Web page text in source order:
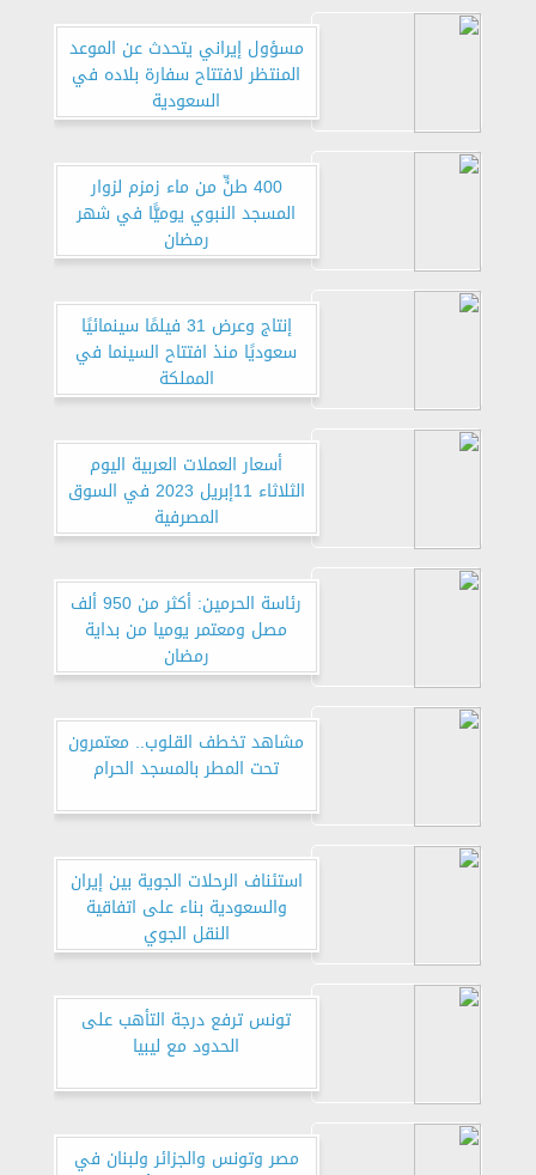
مسؤول إيراني يتحدث عن الموعد
المنتظر لافتتاح سفارة بلاده في
السعودية
400 طنٍّ من ماء زمزم لزوار
المسجد النبوي يوميًّا في شهر
رمضان
إنتاج وعرض 31 فيلمًا سينمائيًا
سعوديًا منذ افتتاح السينما في
المملكة
أسعار العملات العربية اليوم
الثلاثاء 11إبريل 2023 في السوق
المصرفية
رئاسة الحرمين: أكثر من 950 ألف
مصل ومعتمر يوميا من بداية
رمضان
مشاهد تخطف القلوب.. معتمرون
تحت المطر بالمسجد الحرام
استئناف الرحلات الجوية بين إيران
والسعودية بناء على اتفاقية
النقل الجوي
تونس ترفع درجة التأهب على
الحدود مع ليبيا
مصر وتونس والجزائر ولبنان في